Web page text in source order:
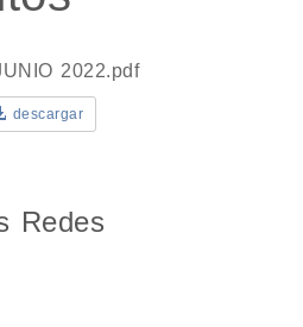
2022.pdf
descargar
Redes